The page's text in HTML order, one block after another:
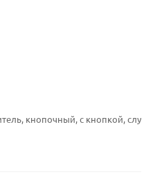
кнопочный, с кнопкой, слу